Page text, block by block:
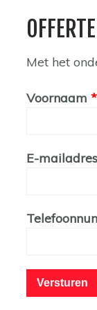
Met het
Leave
Voornaam
E-mailadres
Versturen